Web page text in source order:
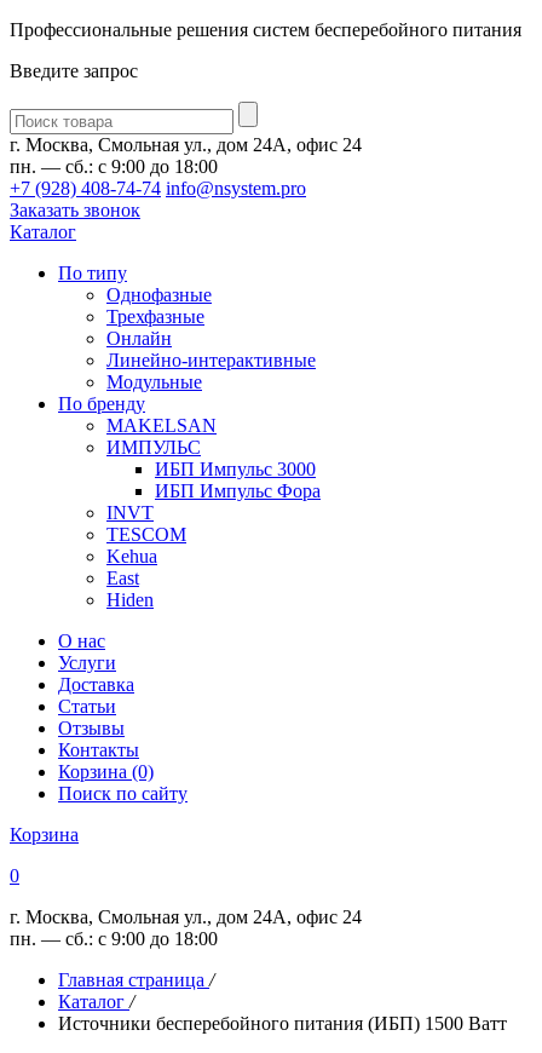
Профессиональные решения систем бесперебойного питания
Введите запрос
Введите
запрос
г. Москва, Смольная ул., дом 24А, офис 24
пн. — сб.: с 9:00 до 18:00
+7 (928) 408-74-74 info@nsystem.pro
Заказать звонок
Каталог
По типу
Однофазные
Трехфазные
Онлайн
Линейно-интерактивные
Модульные
По бренду
MAKELSAN
ИМПУЛЬС
ИБП Импульс 3000
ИБП Импульс Фора
INVT
TESCOM
Kehua
East
Hiden
О нас
Услуги
Доставка
Статьи
Отзывы
Контакты
Корзина (0)
Поиск по сайту
Корзина
0
г. Москва, Смольная ул., дом 24А, офис 24
пн. — сб.: с 9:00 до 18:00
Главная страница /
Каталог /
Источники бесперебойного питания (ИБП) 1500 Ватт